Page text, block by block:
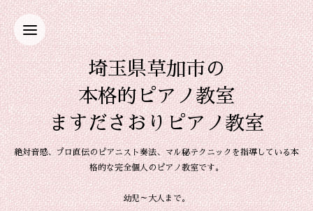
埼玉県草加市の
本格的ピアノ教室
ますださおりピアノ教室
絶対音感、プロ直伝のピアニスト奏法、マル秘テクニックを指導している本
格的な完全個人のピアノ教室です。
幼児～大人まで。